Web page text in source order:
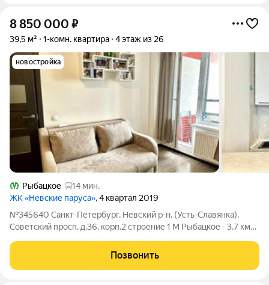
8 850 000 ₽
39,5 м² 1-комн. квартира 4 этаж из 26
новостройка
Рыбацкое
14 мин.
ЖК «Невские паруса», 4 квартал 2019
№345640 Санкт-Петербург, Невский р-н, (Усть-Славянка),
Советский просп. д.36, корп.2 строение 1 М Рыбацкое - 3,7 км
«Невские паруса»! Представьте: каждое утро вы просыпаетесь
от мягкого света,
Позвонить